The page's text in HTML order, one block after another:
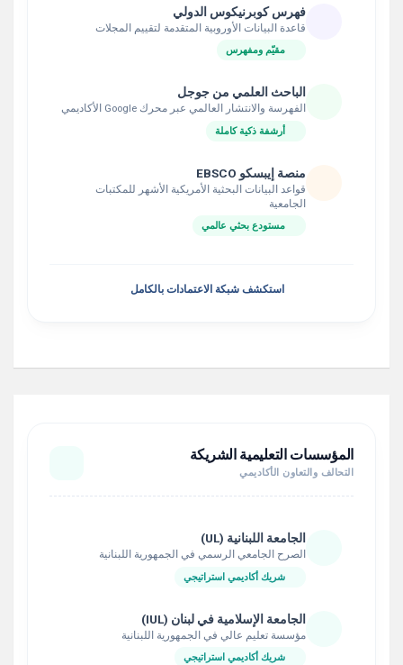
فهرس كوبرنيكوس الدولي
قاعدة البيانات الأوروبية المتقدمة لتقييم المجلات
مقيّم ومفهرس
الباحث العلمي من جوجل
الفهرسة والانتشار العالمي عبر محرك Google الأكاديمي
أرشفة ذكية كاملة
منصة إيبسكو EBSCO
قواعد البيانات البحثية الأمريكية الأشهر للمكتبات
الجامعية
مستودع بحثي عالمي
استكشف شبكة الاعتمادات بالكامل
المؤسسات التعليمية الشريكة
التحالف والتعاون الأكاديمي
الجامعة اللبنانية (UL)
الصرح الجامعي الرسمي في الجمهورية اللبنانية
شريك أكاديمي استراتيجي
الجامعة الإسلامية في لبنان (IUL)
مؤسسة تعليم عالي في الجمهورية اللبنانية
شريك أكاديمي استراتيجي